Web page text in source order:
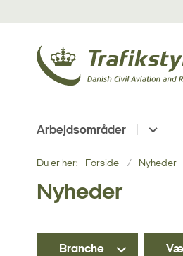
Arbejdsområder
Du er her: Forside Nyheder
Nyheder
Branche